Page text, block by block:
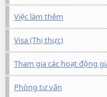
Việc làm thêm
Visa (Thị thực)
Tham gia các hoạt động
Phòng tư vấn